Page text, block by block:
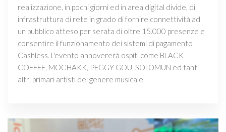
realizzazione, in pochi giorni ed in area digital divide, di
infrastruttura di rete in grado di fornire connettività ad
un pubblico atteso per serata di oltre 15.000 presenze e
consentire il funzionamento dei sistemi di pagamento
Cashless. L'evento annovererà ospiti come BLACK
COFFEE, MOCHAKK, PEGGY GOU, SOLOMUN ed tanti
altri primari artisti del genere musicale.